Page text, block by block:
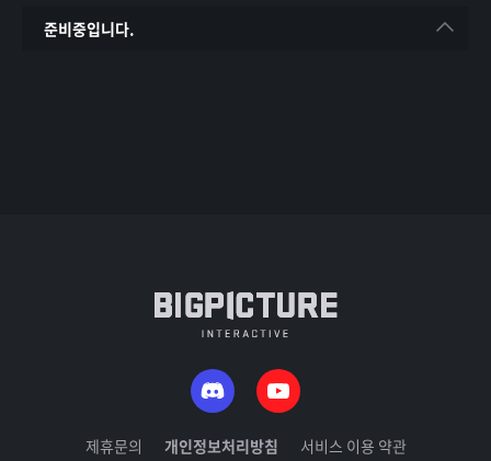
준비중입니다.
제휴문의 개인정보처리방침
서비스 이용 약관